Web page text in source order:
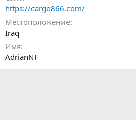
https://cargo866.com/
Местоположение
Iraq
Имя
AdrianNF